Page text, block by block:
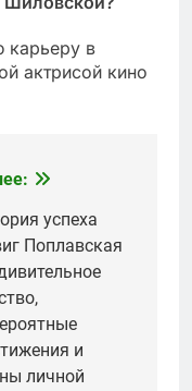
карьеру в
актрисой кино
успеха
Поплавская
и
личной